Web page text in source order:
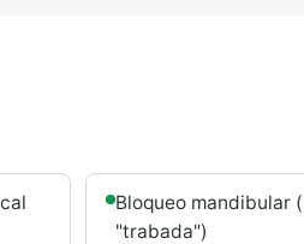
Bloqueo mandibular
"trabada")